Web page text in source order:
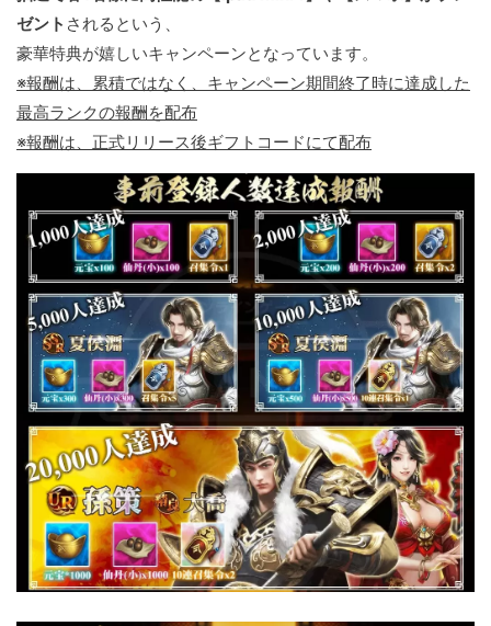
ゼント されるという、
豪華特典が嬉しいキャンペーンとなっています。
※報酬は、累積ではなく、キャンペーン期間終了時に達成した
最高ランクの報酬を配布
※報酬は、正式リリース後ギフトコードにて配布